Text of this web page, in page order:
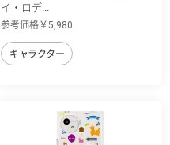
イ・ロデ...
参考価格￥5,980
キャラクター